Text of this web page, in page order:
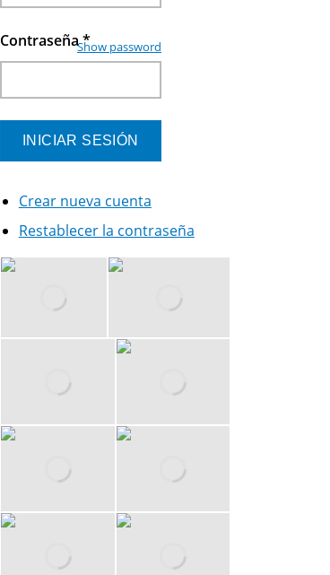
Contraseña*
Show password
Crear nueva cuenta
Restablecer la contraseña